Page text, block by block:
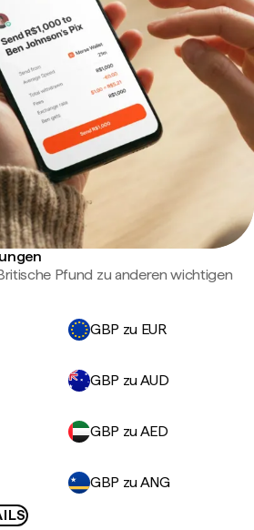
Pfund zu anderen wichtigen
GBP zu EUR
GBP zu AUD
GBP zu AED
GBP zu ANG